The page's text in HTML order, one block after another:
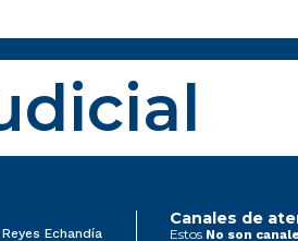
Echandía
Canales de
Estos No son